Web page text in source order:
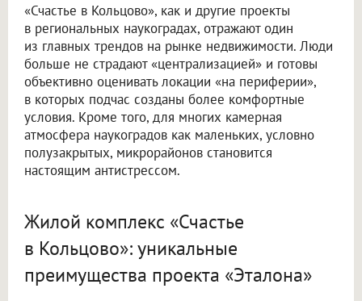
«Счастье в Кольцово», как и другие проекты
в региональных наукоградах, отражают один
из главных трендов на рынке недвижимости. Люди
больше не страдают «централизацией» и готовы
объективно оценивать локации «на периферии»,
в которых подчас созданы более комфортные
условия. Кроме того, для многих камерная
атмосфера наукоградов как маленьких, условно
полузакрытых, микрорайонов становится
настоящим антистрессом.
Жилой комплекс «Счастье
в Кольцово»: уникальные
преимущества проекта «Эталона»